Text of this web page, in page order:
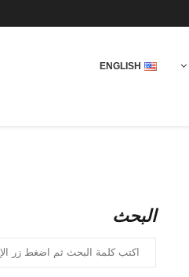
ENGLISH
البحث